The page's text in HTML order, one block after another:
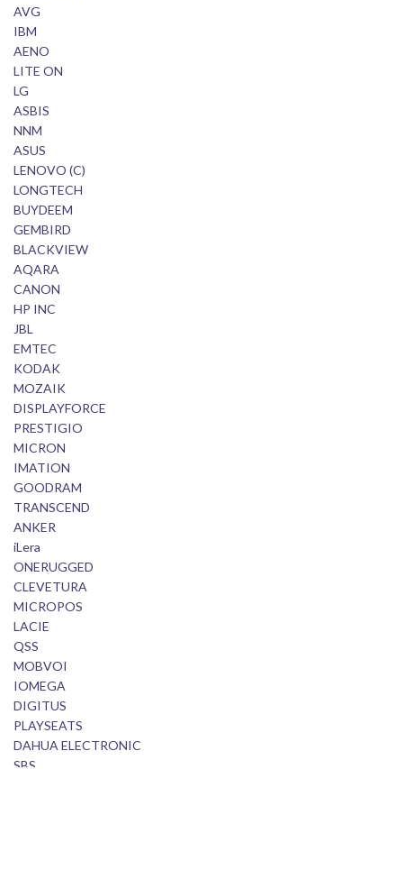
AVG
IBM
AENO
LITE ON
LG
ASBIS
NNM
ASUS
LENOVO (C)
LONGTECH
BUYDEEM
GEMBIRD
BLACKVIEW
AQARA
CANON
HP INC
JBL
EMTEC
KODAK
MOZAIK
DISPLAYFORCE
PRESTIGIO
MICRON
IMATION
GOODRAM
TRANSCEND
ANKER
iLera
ONERUGGED
CLEVETURA
MICROPOS
LACIE
QSS
MOBVOI
IOMEGA
DIGITUS
PLAYSEATS
DAHUA ELECTRONIC
SBS